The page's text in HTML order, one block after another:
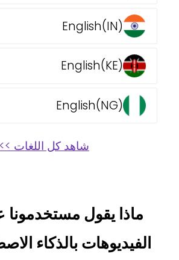
English(IN)
English(KE)
English(NG)
شاهد كل اللغات >>
ماذا يقول مستخدمونا
الفيديوهات بالذكاء